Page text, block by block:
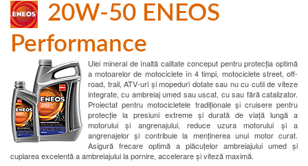
20W-50 ENEOS
Performance
Ulei mineral de înaltă calitate conceput pentru protecția optimă
a motoarelor de motociclete în 4 timpi, motociclete street, off-
road, trail, ATV-uri și mopeduri dotate sau nu cu cutii de viteze
integrate, cu ambreiaj umed sau uscat, cu sau fără catalizator.
Proiectat pentru motocicletele tradiționale și cruisere pentru
protecție la presiuni extreme și durată de viață lungă a
motorului și angrenajului, reduce uzura motorului și a
angrenajelor și contribuie la menținerea unui motor curat.
Asigură frecare optimă a plăcuțelor ambreiajului umed și
cuplarea excelentă a ambreiajului la pornire, accelerare și viteză maximă.